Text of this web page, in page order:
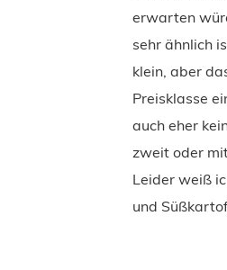
erwarten
sehr ähnlich
klein, aber
Preisklasse
auch eher
zweit oder
Leider weiß
und